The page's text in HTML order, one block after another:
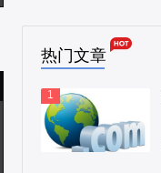
热门文章
1